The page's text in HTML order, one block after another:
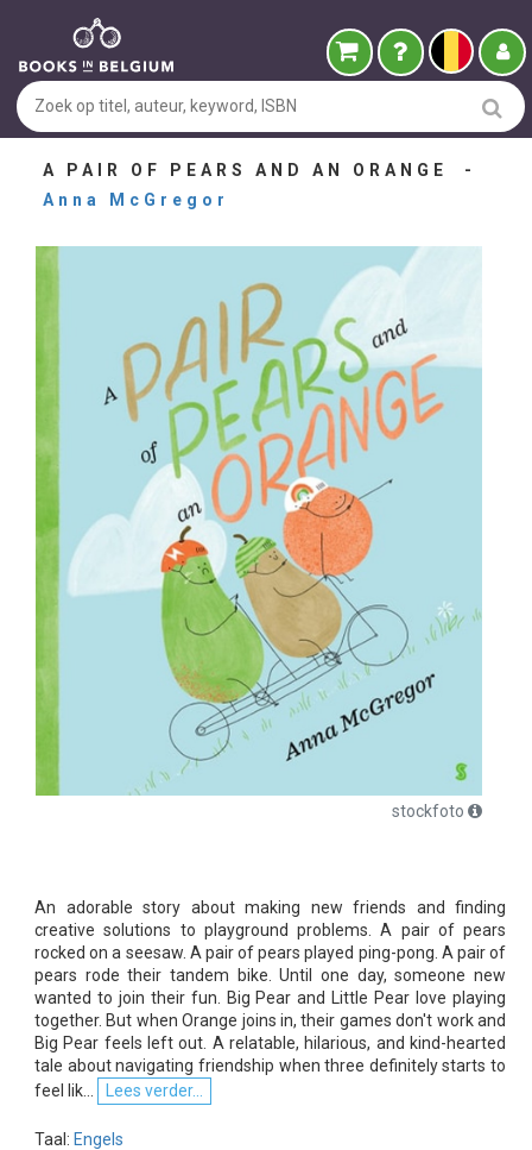
A PAIR OF PEARS AND AN ORANGE -
Anna McGregor
stockfoto
An adorable story about making new friends and finding
creative solutions to playground problems. A pair of pears
rocked on a seesaw. A pair of pears played ping-pong. A pair of
pears rode their tandem bike. Until one day, someone new
wanted to join their fun. Big Pear and Little Pear love playing
together. But when Orange joins in, their games don't work and
Big Pear feels left out. A relatable, hilarious, and kind-hearted
tale about navigating friendship when three definitely starts to
feel lik...
Lees verder...
Taal: Engels